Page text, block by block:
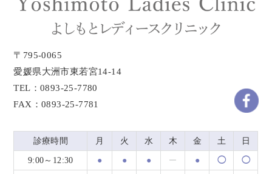
〒795-0065
愛媛県大洲市東若宮14-14
TEL：0893-25-7780
FAX：0893-25-7781
診療時間 月 火 水 木 金 土 日
9:00～12:30 ● ● ● ● ◯ ◯